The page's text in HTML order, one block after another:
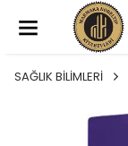
SAĞLIK BİLİMLERİ